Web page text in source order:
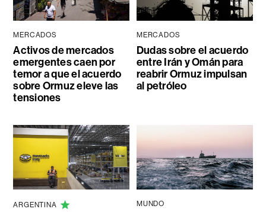
MERCADOS
Activos de mercados
emergentes caen por
temor a que el acuerdo
sobre Ormuz eleve las
tensiones
MERCADOS
Dudas sobre el acuerdo
entre Irán y Omán para
reabrir Ormuz impulsan
al petróleo
ARGENTINA MUNDO